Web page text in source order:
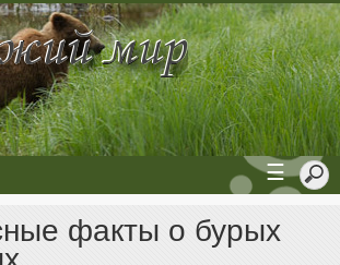
☰
факты о бурых